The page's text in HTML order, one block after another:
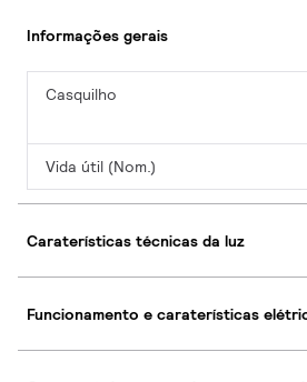
Informações gerais
Casquilho
Vida útil (Nom.)
Caraterísticas técnicas da luz
Funcionamento e caraterísticas